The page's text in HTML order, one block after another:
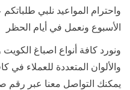
الأسبوع ونعمل في أيام الحظر
ونورد كافة أنواع اصباغ
والألوان المتعددة للعملاء في
يمكنك التواصل معنا عبر رقم